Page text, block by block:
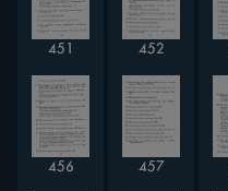
451 452
456 457